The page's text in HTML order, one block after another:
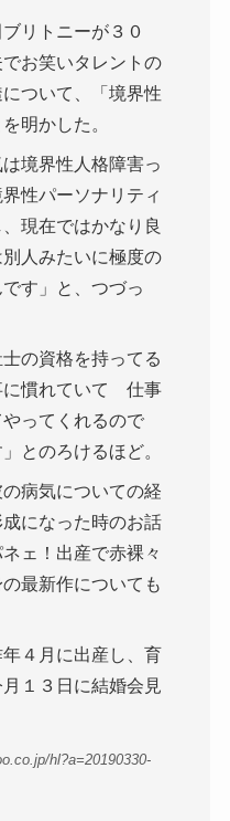
リトニーが３０
お笑いタレントの
について、「境界性
明かした。
境界性人格障害っ
性パーソナリティ
現在ではかなり良
人みたいに極度の
す」と、つづっ
の資格を持ってる
慣れていて 仕事
やってくれるので
とのろけるほど。
病気についての経
になった時のお話
ェ！出産で赤裸々
最新作についても
４月に出産し、育
１３日に結婚会見
hl?a=20190330-